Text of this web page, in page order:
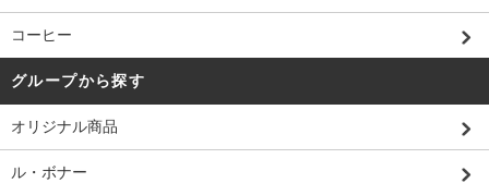
コーヒー
グループから探す
オリジナル商品
ル・ボナー